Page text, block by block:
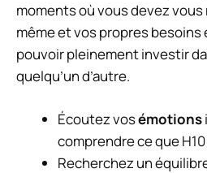
moments où vous devez
même et vos propres
pouvoir pleinement investir
quelqu’un d’autre.
Écoutez vosémotions
comprendre ce que
Recherchez un